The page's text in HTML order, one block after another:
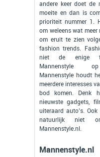
andere keer doet de
moeite en dan is
prioriteit nummer 1.
om weleens wat meer
om eruit te zien
fashion trends.
niet de enige
Mannenstyle
Mannenstyle houdt
meerdere interesses
bod komen. Denk
nieuwste gadgets,
uiteraard auto’s.
natuurlijk niet
Mannenstyle.nl.
Mannenstyle.nl